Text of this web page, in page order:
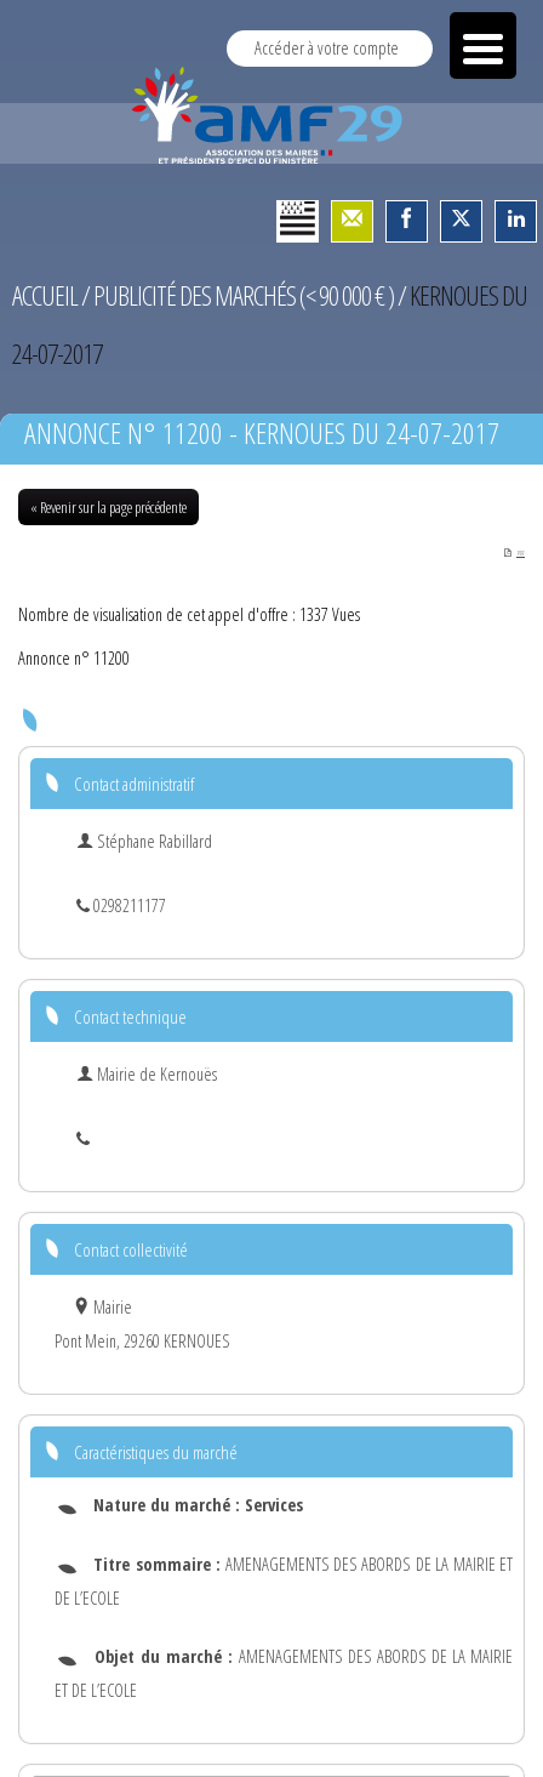
Accéder à votre compte
ACCUEIL/PUBLICITÉ DES MARCHÉS (< 90 000 € )/KERNOUES DU
24-07-2017
ANNONCE N° 11200 - KERNOUES DU 24-07-2017
« Revenir sur la page précédente
PDF
Nombre de visualisation de cet appel d'offre : 1337 Vues
Annonce n° 11200
Contact administratif
Stéphane Rabillard
0298211177
Contact technique
Mairie de Kernouës
Contact collectivité
Mairie
Pont Mein, 29260 KERNOUES
Caractéristiques du marché
Nature du marché : Services
Titre sommaire : AMENAGEMENTS DES ABORDS DE LA MAIRIE ET
DE L’ECOLE
Objet du marché : AMENAGEMENTS DES ABORDS DE LA MAIRIE
ET DE L’ECOLE